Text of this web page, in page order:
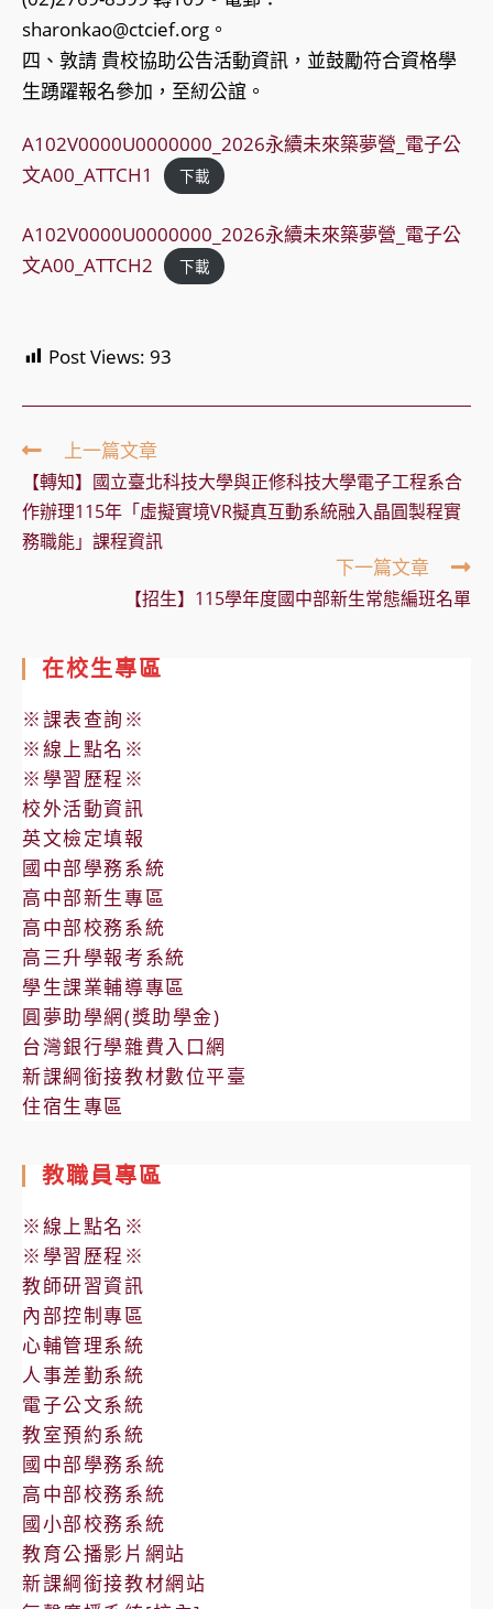
sharonkao@ctcief.org。
四、敦請 貴校協助公告活動資訊，並鼓勵符合資格學
生踴躍報名參加，至紉公誼。
A102V0000U0000000_2026永續未來築夢營_電子公
文A00_ATTCH1
下載
A102V0000U0000000_2026永續未來築夢營_電子公
文A00_ATTCH2
下載
Post Views: 93
Read
more
articles
上一篇文章
【轉知】國立臺北科技大學與正修科技大學電子工程系合
作辦理115年「虛擬實境VR擬真互動系統融入晶圓製程實
務職能」課程資訊
下一篇文章
【招生】115學年度國中部新生常態編班名單
在校生專區
※課表查詢※
※線上點名※
※學習歷程※
校外活動資訊
英文檢定填報
國中部學務系統
高中部新生專區
高中部校務系統
高三升學報考系統
學生課業輔導專區
圓夢助學網(獎助學金)
台灣銀行學雜費入口網
新課綱銜接教材數位平臺
住宿生專區
教職員專區
※線上點名※
※學習歷程※
教師研習資訊
內部控制專區
心輔管理系統
人事差勤系統
電子公文系統
教室預約系統
國中部學務系統
高中部校務系統
國小部校務系統
教育公播影片網站
新課綱銜接教材網站